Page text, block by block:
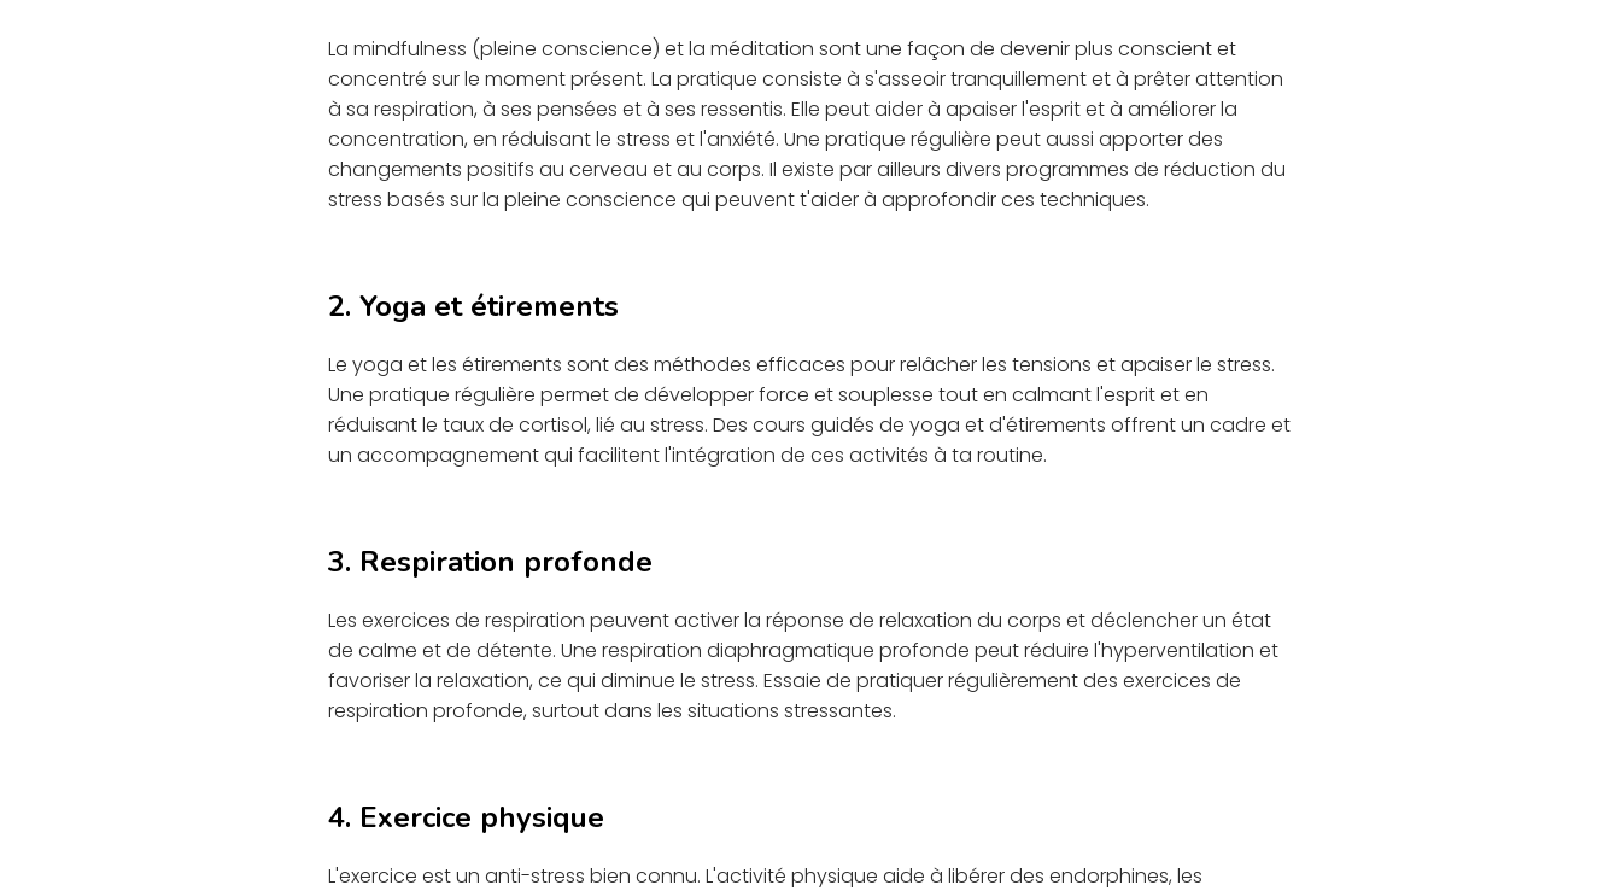
La mindfulness (pleine conscience) et la méditation sont une façon de devenir plus conscient et
concentré sur le moment présent. La pratique consiste à s'asseoir tranquillement et à prêter attention
à sa respiration, à ses pensées et à ses ressentis. Elle peut aider à apaiser l'esprit et à améliorer la
concentration, en réduisant le stress et l'anxiété. Une pratique régulière peut aussi apporter des
changements positifs au cerveau et au corps. Il existe par ailleurs divers programmes de réduction du
stress basés sur la pleine conscience qui peuvent t'aider à approfondir ces techniques.
2. Yoga et étirements
Le yoga et les étirements sont des méthodes efficaces pour relâcher les tensions et apaiser le stress.
Une pratique régulière permet de développer force et souplesse tout en calmant l'esprit et en
réduisant le taux de cortisol, lié au stress. Des cours guidés de yoga et d'étirements offrent un cadre et
un accompagnement qui facilitent l'intégration de ces activités à ta routine.
3. Respiration profonde
Les exercices de respiration peuvent activer la réponse de relaxation du corps et déclencher un état
de calme et de détente. Une respiration diaphragmatique profonde peut réduire l'hyperventilation et
favoriser la relaxation, ce qui diminue le stress. Essaie de pratiquer régulièrement des exercices de
respiration profonde, surtout dans les situations stressantes.
4. Exercice physique
L'exercice est un anti-stress bien connu. L'activité physique aide à libérer des endorphines, les